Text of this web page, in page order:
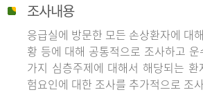
조사내용
응급실에 방문한 모든 손상환자에 대
황 등에 대해 공통적으로 조사하고 운
가지 심층주제에 대해서 해당되는
험요인에 대한 조사를 추가적으로 조